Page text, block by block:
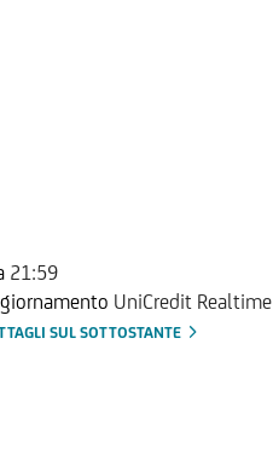
21:59
UniCredit Realtime
SUL SOTTOSTANTE